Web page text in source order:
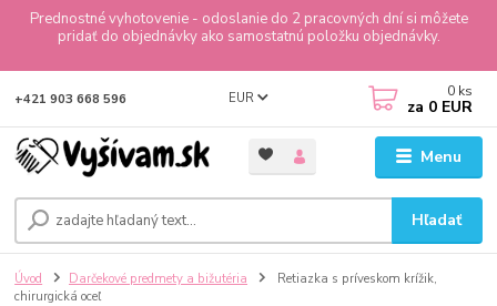
Prednostné vyhotovenie - odoslanie do 2 pracovných dní si môžete
pridať do objednávky ako samostatnú položku objednávky.
Menu
EUR
Hľadať
+421 903 668 596 0 ks
za 0 EUR
Úvod Darčekové predmety a bižutéria
Retiazka s príveskom krížik,
chirurgická oceľ